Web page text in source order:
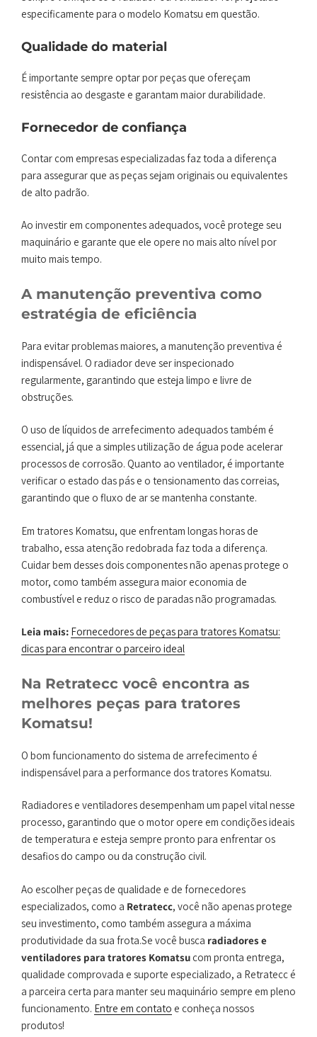
especificamente para o modelo Komatsu em questão.
Qualidade do material
É importante sempre optar por peças que ofereçam
resistência ao desgaste e garantam maior durabilidade.
Fornecedor de confiança
Contar com empresas especializadas faz toda a diferença
para assegurar que as peças sejam originais ou equivalentes
de alto padrão.
Ao investir em componentes adequados, você protege seu
maquinário e garante que ele opere no mais alto nível por
muito mais tempo.
A manutenção preventiva como
estratégia de eficiência
Para evitar problemas maiores, a manutenção preventiva é
indispensável. O radiador deve ser inspecionado
regularmente, garantindo que esteja limpo e livre de
obstruções.
O uso de líquidos de arrefecimento adequados também é
essencial, já que a simples utilização de água pode acelerar
processos de corrosão. Quanto ao ventilador, é importante
verificar o estado das pás e o tensionamento das correias,
garantindo que o fluxo de ar se mantenha constante.
Em tratores Komatsu, que enfrentam longas horas de
trabalho, essa atenção redobrada faz toda a diferença.
Cuidar bem desses dois componentes não apenas protege o
motor, como também assegura maior economia de
combustível e reduz o risco de paradas não programadas.
Leia mais: Fornecedores de peças para tratores Komatsu:
dicas para encontrar o parceiro ideal
Na Retratecc você encontra as
melhores peças para tratores
Komatsu!
O bom funcionamento do sistema de arrefecimento é
indispensável para a performance dos tratores Komatsu.
Radiadores e ventiladores desempenham um papel vital nesse
processo, garantindo que o motor opere em condições ideais
de temperatura e esteja sempre pronto para enfrentar os
desafios do campo ou da construção civil.
Ao escolher peças de qualidade e de fornecedores
especializados, como a Retratecc, você não apenas protege
seu investimento, como também assegura a máxima
produtividade da sua frota.Se você busca radiadores e
ventiladores para tratores Komatsu com pronta entrega,
qualidade comprovada e suporte especializado, a Retratecc é
a parceira certa para manter seu maquinário sempre em pleno
funcionamento. Entre em contato e conheça nossos
produtos!